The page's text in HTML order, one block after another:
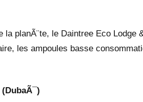
planÃ¨te, le Daintree Eco Lodge
les ampoules basse